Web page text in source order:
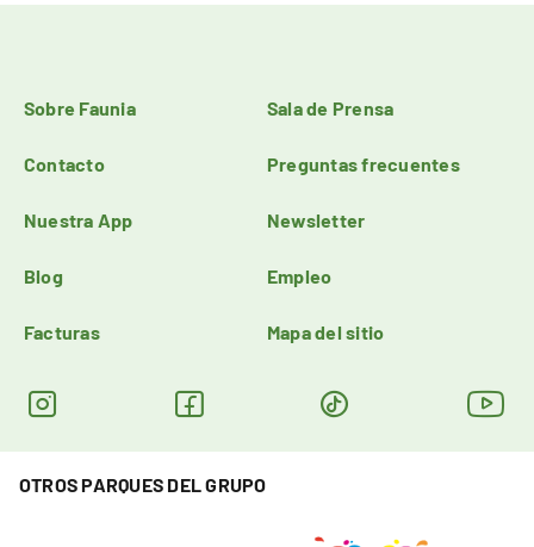
Sobre Faunia Sala de Prensa
Contacto Preguntas frecuentes
Nuestra App Newsletter
Blog Empleo
Facturas Mapa del sitio
OTROS PARQUES DEL GRUPO